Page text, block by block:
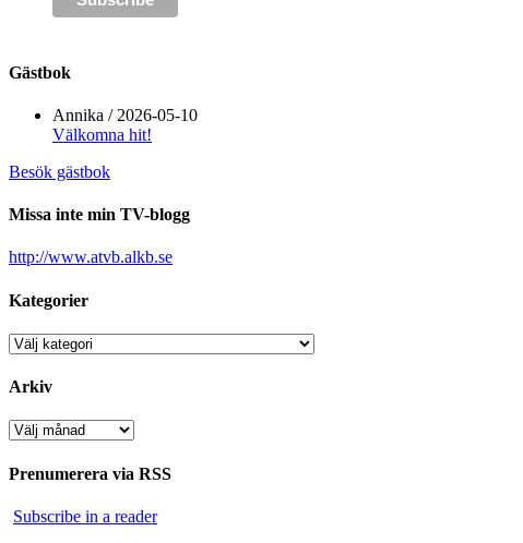
Gästbok
Annika / 2026-05-10
Välkomna hit!
Besök gästbok
Missa inte min TV-blogg
http://www.atvb.alkb.se
Kategorier
Kategorier
Arkiv
Arkiv
Prenumerera via RSS
Subscribe in a reader